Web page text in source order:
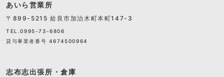
あいら営業所
〒899-5215 姶良市加治木町本町147-3
TEL.0995-73-6806
貸与事業者番号 4674500964
志布志出張所・倉庫